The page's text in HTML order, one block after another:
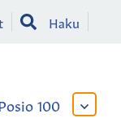
Haku
100
AVAA